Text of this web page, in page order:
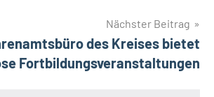
Nächster Beitrag
des Kreises bietet
Fortbildungsveranstaltungen